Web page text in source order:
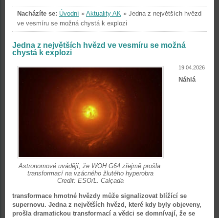
Nacházíte se: Úvodní » Aktuality AK » Jedna z největších hvězd
ve vesmíru se možná chystá k explozi
Jedna z největších hvězd ve vesmíru se možná
chystá k explozi
19.04.2026
Astronomové uvádějí, že WOH G64 zřejmě prošla
transformací na vzácného žlutého hyperobra
Credit: ESO/L. Calçada
Náhlá
transformace hmotné hvězdy může signalizovat blížící se
supernovu. Jedna z největších hvězd, které kdy byly objeveny,
prošla dramatickou transformací a vědci se domnívají, že se